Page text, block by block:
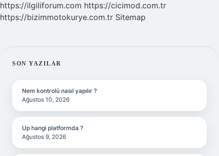
https://ilgiliforum.com https://cicimod.com.tr
https://bizimmotokurye.com.tr Sitemap
SIDEBAR
SON YAZILAR
Nem kontrolü nasıl yapılır ?
Ağustos 10, 2026
Up hangi platformda ?
Ağustos 9, 2026